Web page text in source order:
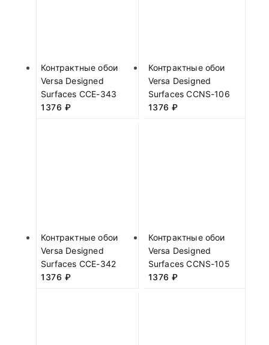
Контрактные обои
Versa Designed
Surfaces CCE-343
1376 ₽
Контрактные обои
Versa Designed
Surfaces CCNS-106
1376 ₽
Контрактные обои
Versa Designed
Surfaces CCE-342
1376 ₽
Контрактные обои
Versa Designed
Surfaces CCNS-105
1376 ₽